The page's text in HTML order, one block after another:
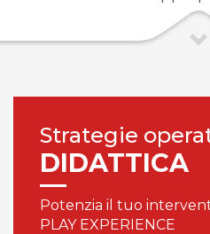
Strategie
DIDATTICA
Potenzia il tuo
PLAY EXPERIENCE